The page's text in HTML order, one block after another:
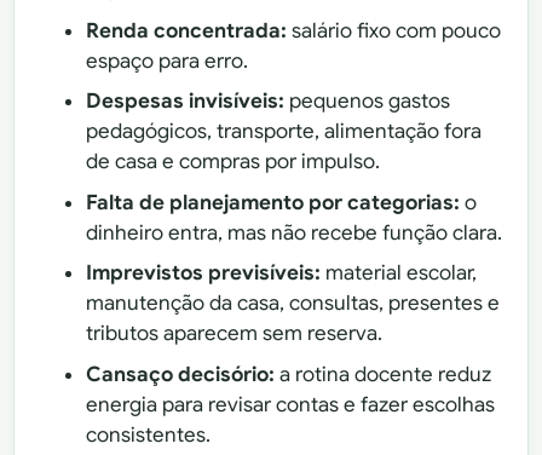
Renda concentrada: salário fixo com pouco
espaço para erro.
Despesas invisíveis: pequenos gastos
pedagógicos, transporte, alimentação fora
de casa e compras por impulso.
Falta de planejamento por categorias: o
dinheiro entra, mas não recebe função clara.
Imprevistos previsíveis: material escolar,
manutenção da casa, consultas, presentes e
tributos aparecem sem reserva.
Cansaço decisório: a rotina docente reduz
energia para revisar contas e fazer escolhas
consistentes.